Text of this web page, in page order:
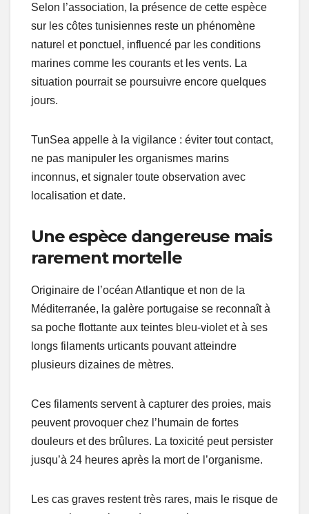
Selon l’association, la présence de cette espèce
sur les côtes tunisiennes reste un phénomène
naturel et ponctuel, influencé par les conditions
marines comme les courants et les vents. La
situation pourrait se poursuivre encore quelques
jours.
TunSea appelle à la vigilance : éviter tout contact,
ne pas manipuler les organismes marins
inconnus, et signaler toute observation avec
localisation et date.
Une espèce dangereuse mais
rarement mortelle
Originaire de l’océan Atlantique et non de la
Méditerranée, la galère portugaise se reconnaît à
sa poche flottante aux teintes bleu-violet et à ses
longs filaments urticants pouvant atteindre
plusieurs dizaines de mètres.
Ces filaments servent à capturer des proies, mais
peuvent provoquer chez l’humain de fortes
douleurs et des brûlures. La toxicité peut persister
jusqu’à 24 heures après la mort de l’organisme.
Les cas graves restent très rares, mais le risque de